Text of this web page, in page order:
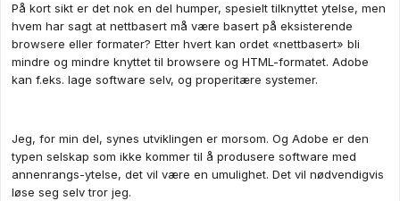
På kort sikt er det nok en del humper, spesielt tilknyttet ytelse, men
hvem har sagt at nettbasert må være basert på eksisterende
browsere eller formater? Etter hvert kan ordet «nettbasert» bli
mindre og mindre knyttet til browsere og HTML-formatet. Adobe
kan f.eks. lage software selv, og properitære systemer.
Jeg, for min del, synes utviklingen er morsom. Og Adobe er den
typen selskap som ikke kommer til å produsere software med
annenrangs-ytelse, det vil være en umulighet. Det vil nødvendigvis
løse seg selv tror jeg.